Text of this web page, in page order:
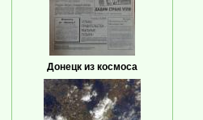
Донецк из космоса